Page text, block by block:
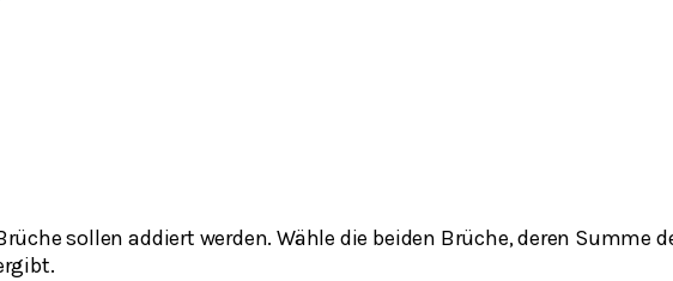
sollen addiert werden. Wähle die beiden Brüche, deren Summe